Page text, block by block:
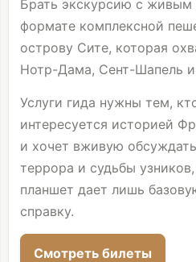
Брать экскурсию с
формате комплексной
острову Сите, которая
Нотр-Дама, Сент-Шапель
Услуги гида нужны тем,
интересуется историей
и хочет вживую
террора и судьбы
планшет дает лишь
справку.
Смотреть билеты